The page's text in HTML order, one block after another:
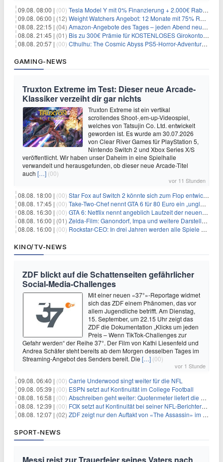
09.08. 08:00 | (00) Tesla Model Y mit 0% Finanzierung + 2.000€ Rabatt für 38.970€
09.08. 06:00 | (12) Weight Watchers Angebot: 12 Monate mit 75% Rabatt ab 6,25€/Monat
08.08. 22:15 | (04) Amazon-Angebote des Tages – jeden Abend neue Deals zum Stöbern
08.08. 21:45 | (01) Bis zu 300€ Prämie für KOSTENLOSES Girokonto bei der Santander – 50€ schon nach 1 Woche!
08.08. 20:57 | (00) Cthulhu: The Cosmic Abyss PS5-Horror-Adventure für 27,99€
GAMING-NEWS
Truxton Extreme im Test: Dieser neue Arcade-
Klassiker verzeiht dir gar nichts
Truxton Extreme ist ein vertikal
scrollendes Shoot-‚em-up-Videospiel,
welches von Tatsujin Co. Ltd. entwickelt
geworden ist. Es wurde am 30.07.2026
von Clear River Games für PlayStation 5,
Nintendo Switch 2 und Xbox Series X/S
veröffentlicht. Wir haben unser Daheim in eine Spielhalle
verwandelt und herausgefunden, ob dieser neue Arcade-Titel
auch […] (00)
vor 11 Stunden
08.08. 18:00 | (00) Star Fox auf Switch 2 könnte sich zum Flop entwickeln
08.08. 17:45 | (00) Take-Two-Chef nennt GTA 6 für 80 Euro ein „unglaubliches Schnäppchen“
08.08. 16:30 | (00) GTA 6: Netflix nennt angeblich Laufzeit der neuen Gameplay-Präsentation
08.08. 16:00 | (01) Zelda-Film: Ganondorf, Impa und weitere Darsteller sollen feststehen
08.08. 16:00 | (00) Rockstar-CEO: In drei Jahren werden alle Spiele gestreamt
KINO/TV-NEWS
ZDF blickt auf die Schattenseiten gefährlicher
Social-Media-Challenges
Mit einer neuen «37°»-Reportage widmet
sich das ZDF einem Phänomen, das vor
allem Jugendliche betrifft. Am Dienstag,
15. September, um 22.15 Uhr zeigt das
ZDF die Dokumentation „Klicks um jeden
Preis – Wenn TikTok-Challenges zur
Gefahr werden“ der Reihe 37°. Der Film von Kathi Liesenfeld und
Andrea Schäfer steht bereits ab dem Morgen desselben Tages im
Streaming-Angebot des Senders bereit. Die […] (00)
vor 1 Stunde
09.08. 06:40 | (00) Carrie Underwood singt weiter für die NFL
09.08. 05:39 | (00) ESPN setzt auf Kontinuität im College Football
08.08. 16:58 | (00) Abschreiben geht weiter: Quotenmeter liefert die Vorlagen
08.08. 12:39 | (00) FOX setzt auf Kontinuität bei seiner NFL-Berichterstattung
08.08. 12:07 | (02) ZDF zeigt nur den Auftakt von «The Assassin» im Fernsehen
SPORT-NEWS